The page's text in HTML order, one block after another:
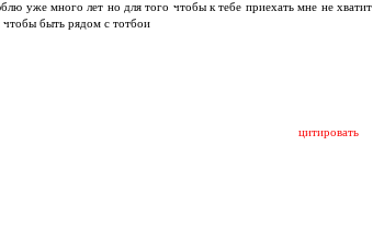
уже много лет но для того чтобы к тебе приехать мне не хватит
чтобы быть рядом с тотбои
цитировать